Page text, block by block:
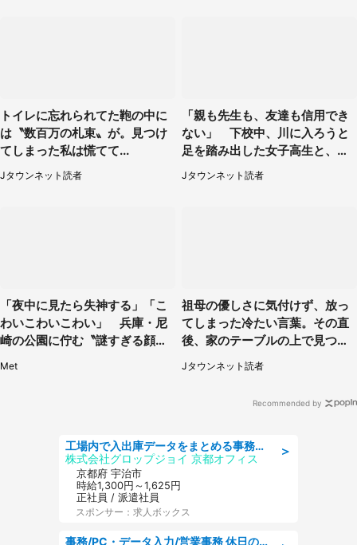
トイレに忘れられてた鞄の中に
は〝数百万の札束〟が。見つけ
てしまった私は慌てて...
Jタウンネット読者
「親も先生も、友達も信用でき
ない」 下校中、川に入ろうと
足を踏み出した女子高生と、彼
女を止めた予想外の存在
Jタウンネット読者
「夜中に見たら失神する」「こ
わいこわいこわい」 兵庫・尼
崎の公園に佇む〝謎すぎる顔〟
Met
祖母の優しさに気付けず、放っ
てしまった冷たい言葉。その直
後、家のテーブルの上で見つけ
たものは（福岡県・30代女性）
Jタウンネット読者
Recommended by
＞
工場内で入出庫データをまとめる事務作業/車通勤OK/交通費支給/食堂あり
株式会社グロップジョイ 京都オフィス
京都府 宇治市
時給1,300円～1,625円
正社員 / 派遣社員
スポンサー：求人ボックス
事務/PC・データ入力/営業事務 休日の相談OK 月収27万円可 アルミ製品メーカーで事務